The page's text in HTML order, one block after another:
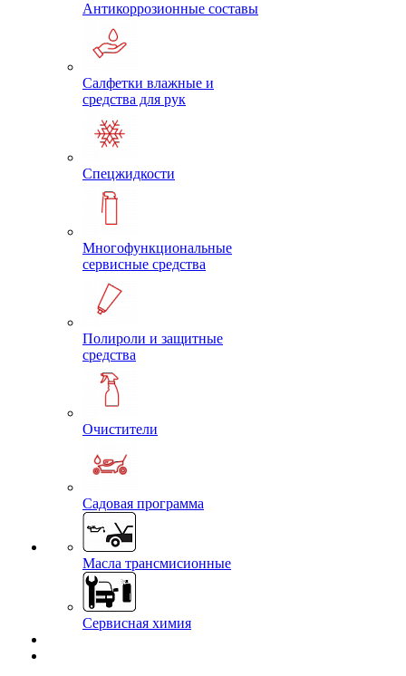
Антикоррозионные составы
Салфетки влажные и
средства для рук
Спецжидкости
Многофункциональные
сервисные средства
Полироли и защитные
средства
Очистители
Садовая программа
Масла трансмисионные
Сервисная химия